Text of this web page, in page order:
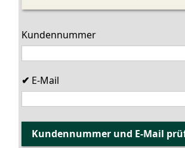
Kundennummer
E-Mail